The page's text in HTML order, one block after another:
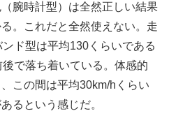
腕時計型）は全然正しい結果
。これだと全然使えない。走
ド型は平均130くらいである
で落ち着いている。体感的
この間は平均30km/hくらい
るという感じだ。